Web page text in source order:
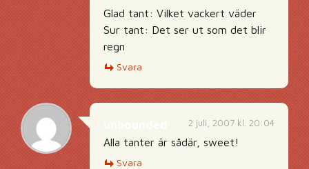
Glad tant: Vilket vackert väder
Sur tant: Det ser ut som det blir
regn
Svara
2 juli, 2007 kl. 20:04
Alla tanter är sådär, sweet!
Svara